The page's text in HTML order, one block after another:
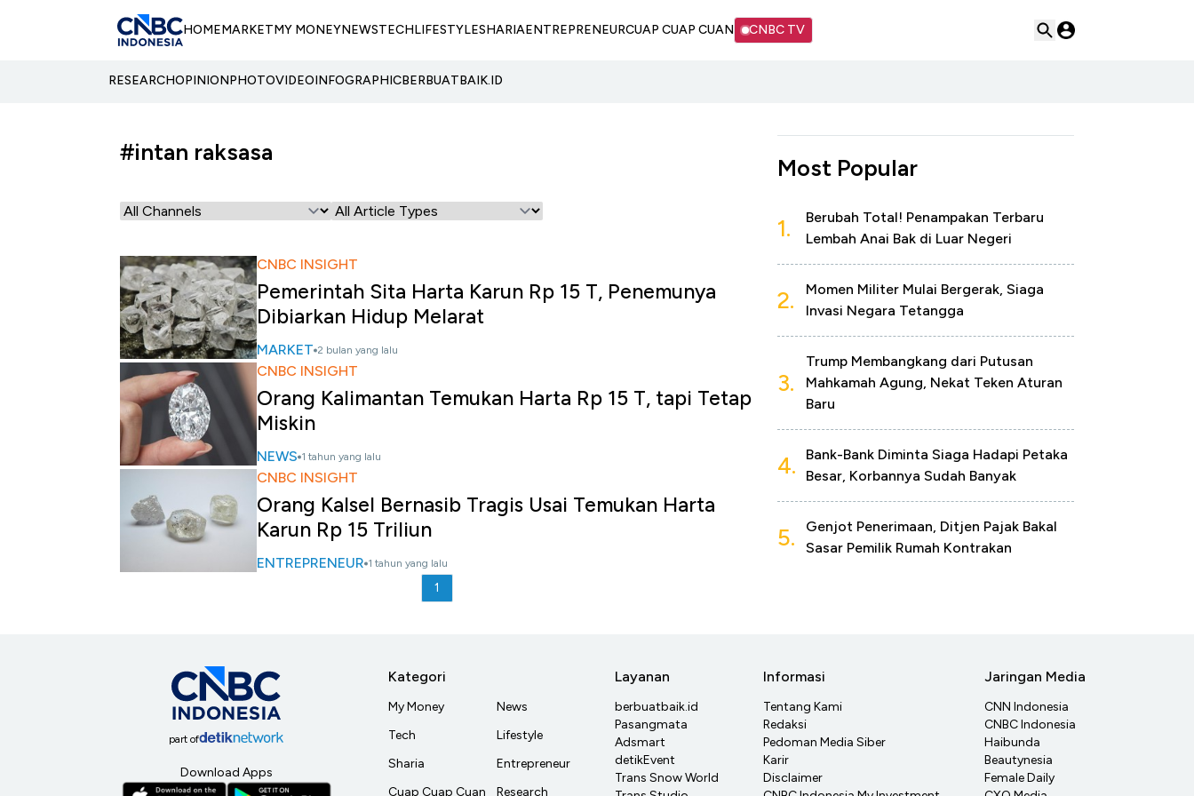
HOMEMARKETMY MONEYNEWSTECHLIFESTYLESHARIAENTREPRENEURCUAP CUAP CUAN CNBC TV
RESEARCHOPINIONPHOTOVIDEOINFOGRAPHICBERBUATBAIK.ID
#intan raksasa
CNBC INSIGHT
Pemerintah Sita Harta Karun Rp 15 T, Penemunya
Dibiarkan Hidup Melarat
MARKET 2 bulan yang lalu
CNBC INSIGHT
Orang Kalimantan Temukan Harta Rp 15 T, tapi Tetap
Miskin
NEWS 1 tahun yang lalu
CNBC INSIGHT
Orang Kalsel Bernasib Tragis Usai Temukan Harta
Karun Rp 15 Triliun
ENTREPRENEUR 1 tahun yang lalu
1
Most Popular
1.
Berubah Total! Penampakan Terbaru
Lembah Anai Bak di Luar Negeri
2.
Momen Militer Mulai Bergerak, Siaga
Invasi Negara Tetangga
3.
Trump Membangkang dari Putusan
Mahkamah Agung, Nekat Teken Aturan
Baru
4.
Bank-Bank Diminta Siaga Hadapi Petaka
Besar, Korbannya Sudah Banyak
5.
Genjot Penerimaan, Ditjen Pajak Bakal
Sasar Pemilik Rumah Kontrakan
part of
Download Apps
Kategori
My Money
Tech
Sharia
Cuap Cuap Cuan
News
Lifestyle
Entrepreneur
Research
Layanan
berbuatbaik.id
Pasangmata
Adsmart
detikEvent
Trans Snow World
Informasi
Tentang Kami
Redaksi
Pedoman Media Siber
Karir
Disclaimer
Jaringan Media
CNN Indonesia
CNBC Indonesia
Haibunda
Beautynesia
Female Daily